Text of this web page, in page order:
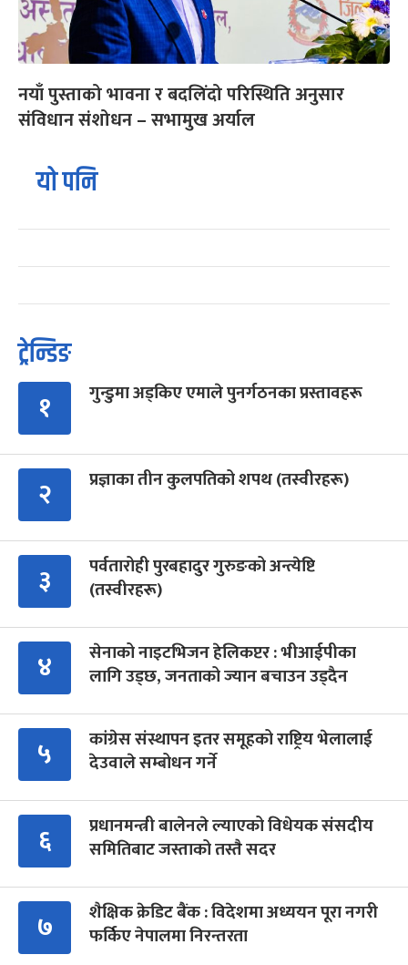
नयाँ पुस्ताको भावना र बदलिंदो परिस्थिति अनुसार
संविधान संशोधन – सभामुख अर्याल
यो पनि
ट्रेन्डिङ
१ गुन्डुमा अड्किए एमाले पुनर्गठनका प्रस्तावहरू
२ प्रज्ञाका तीन कुलपतिको शपथ (तस्वीरहरू)
३
पर्वतारोही पुरबहादुर गुरुङको अन्त्येष्टि
(तस्वीरहरू)
४
सेनाको नाइटभिजन हेलिकप्टर : भीआईपीका
लागि उड्छ, जनताको ज्यान बचाउन उड्दैन
५
कांग्रेस संस्थापन इतर समूहको राष्ट्रिय भेलालाई
देउवाले सम्बोधन गर्ने
६
प्रधानमन्त्री बालेनले ल्याएको विधेयक संसदीय
समितिबाट जस्ताको तस्तै सदर
७
शैक्षिक क्रेडिट बैंक : विदेशमा अध्ययन पूरा नगरी
फर्किए नेपालमा निरन्तरता